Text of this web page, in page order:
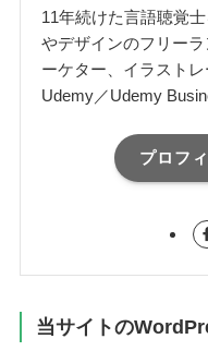
11年続けた言語聴覚
やデザインのフリー
ーケター、イラスト
Udemy／Udemy
プロフ
当サイトの